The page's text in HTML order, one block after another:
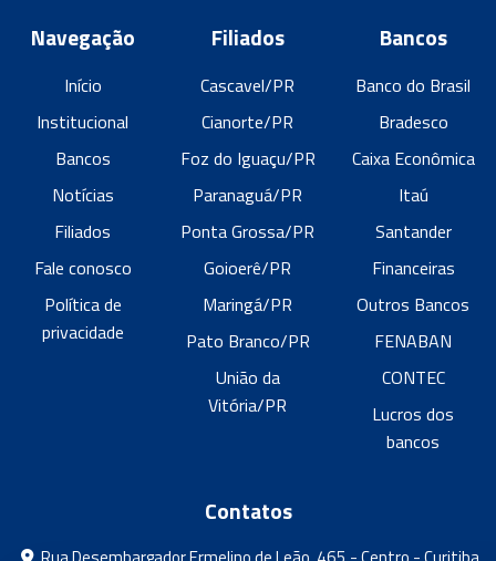
Navegação
Início
Institucional
Bancos
Notícias
Filiados
Fale conosco
Política de
privacidade
Filiados
Cascavel/PR
Cianorte/PR
Foz do Iguaçu/PR
Paranaguá/PR
Ponta Grossa/PR
Goioerê/PR
Maringá/PR
Pato Branco/PR
União da
Vitória/PR
Bancos
Banco do Brasil
Bradesco
Caixa Econômica
Itaú
Santander
Financeiras
Outros Bancos
FENABAN
CONTEC
Lucros dos
bancos
Contatos